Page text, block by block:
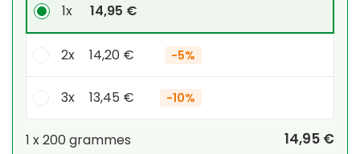
1x 14,95 €
2x 14,20 € -5%
3x 13,45 € -10%
1 x200 grammes
14,95 €